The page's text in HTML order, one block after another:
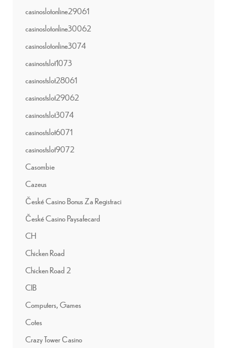
casinoslotonline29061
casinoslotonline30062
casinoslotonline3074
casinostslot1073
casinostslot28061
casinostslot29062
casinostslot3074
casinostslot6071
casinostslot9072
Casombie
Cazeus
České Casino Bonus Za Registraci
České Casino Paysafecard
CH
Chicken Road
Chicken Road 2
CIB
Computers, Games
Cotes
Crazy Tower Сasino